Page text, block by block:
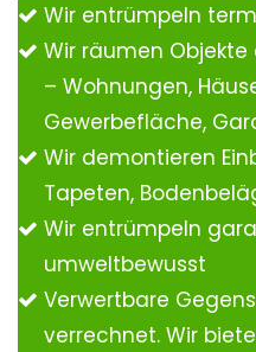
Wir entrümpeln
Wir räumen
– Wohnungen,
Gewerbefläche,
Wir demontieren
Tapeten,
Wir entrümpeln
umweltbewusst
Verwertbare
verrechnet. Wir